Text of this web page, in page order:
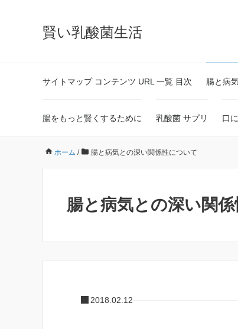
賢い乳酸菌生活
サイトマップ コンテンツ URL 一覧 目次 腸と病
腸をもっと賢くするために 乳酸菌 サプリ 口
ホーム / 腸と病気との深い関係性について
腸と病気との深い関
2018.02.12